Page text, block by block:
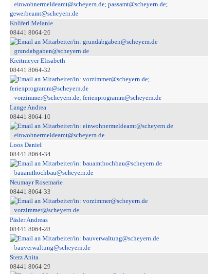
einwohnermeldeamt@scheyern.de; passamt@scheyern.de;
gewerbeamt@scheyern.de
Knöferl Melanie
08441 8064-26
grundabgaben@scheyern.de
Kreitmeyer Elisabeth
08441 8064-32
vorzimmer@scheyern.de; ferienprogramm@scheyern.de
Lange Andrea
08441 8064-10
einwohnermeldeamt@scheyern.de
Loos Daniel
08441 8064-34
bauamthochbau@scheyern.de
Neumayr Rosemarie
08441 8064-33
vorzimmer@scheyern.de
Päsler Andreas
08441 8064-28
bauverwaltung@scheyern.de
Sterz Anita
08441 8064-29